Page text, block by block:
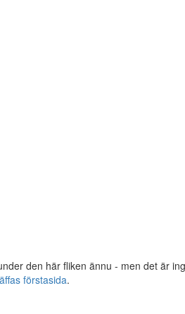
den här fliken ännu - men det är
förstasida.